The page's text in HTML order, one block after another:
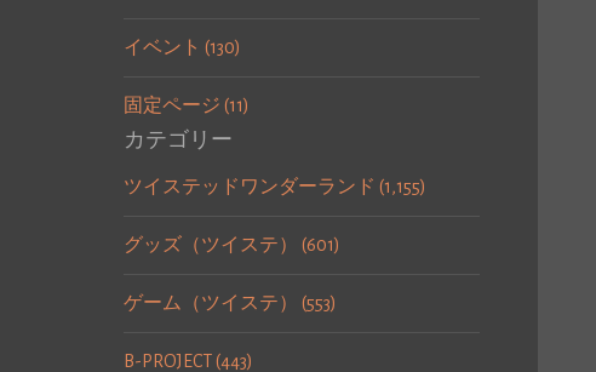
イベント (130)
固定ページ (11)
カテゴリー
ツイステッドワンダーランド (1,155)
グッズ（ツイステ） (601)
ゲーム（ツイステ） (553)
B-PROJECT (443)